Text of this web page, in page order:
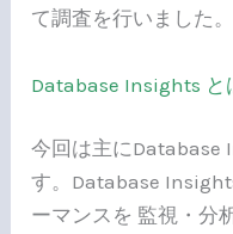
て調査を行いました。
Database Insights と
今回は主にDatabase
す。Database
ーマンスを 監視・分